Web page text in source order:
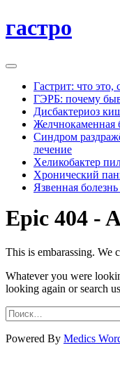
гастро
Гастрит: что
ГЭРБ: почему
Дисбактериоз
Желчнокаменная
Синдром
лечение
Хеликобактер
Хронический
Язвенная
Epic 404 -
This is embarassing. We
Whatever you were
looking again or search
Найти:
Powered By Medics